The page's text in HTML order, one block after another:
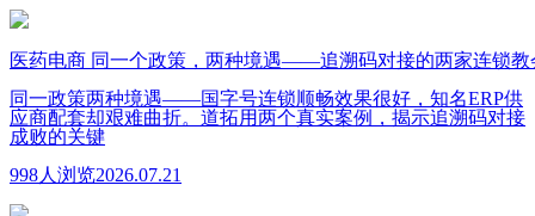
医药电商 同一个政策，两种境遇——追溯码对接的两家连锁教
同一政策两种境遇——国字号连锁顺畅效果很好，知名ERP供
应商配套却艰难曲折。道拓用两个真实案例，揭示追溯码对接
成败的关键
998人浏览2026.07.21